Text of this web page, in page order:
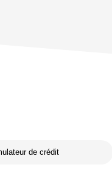
de crédit